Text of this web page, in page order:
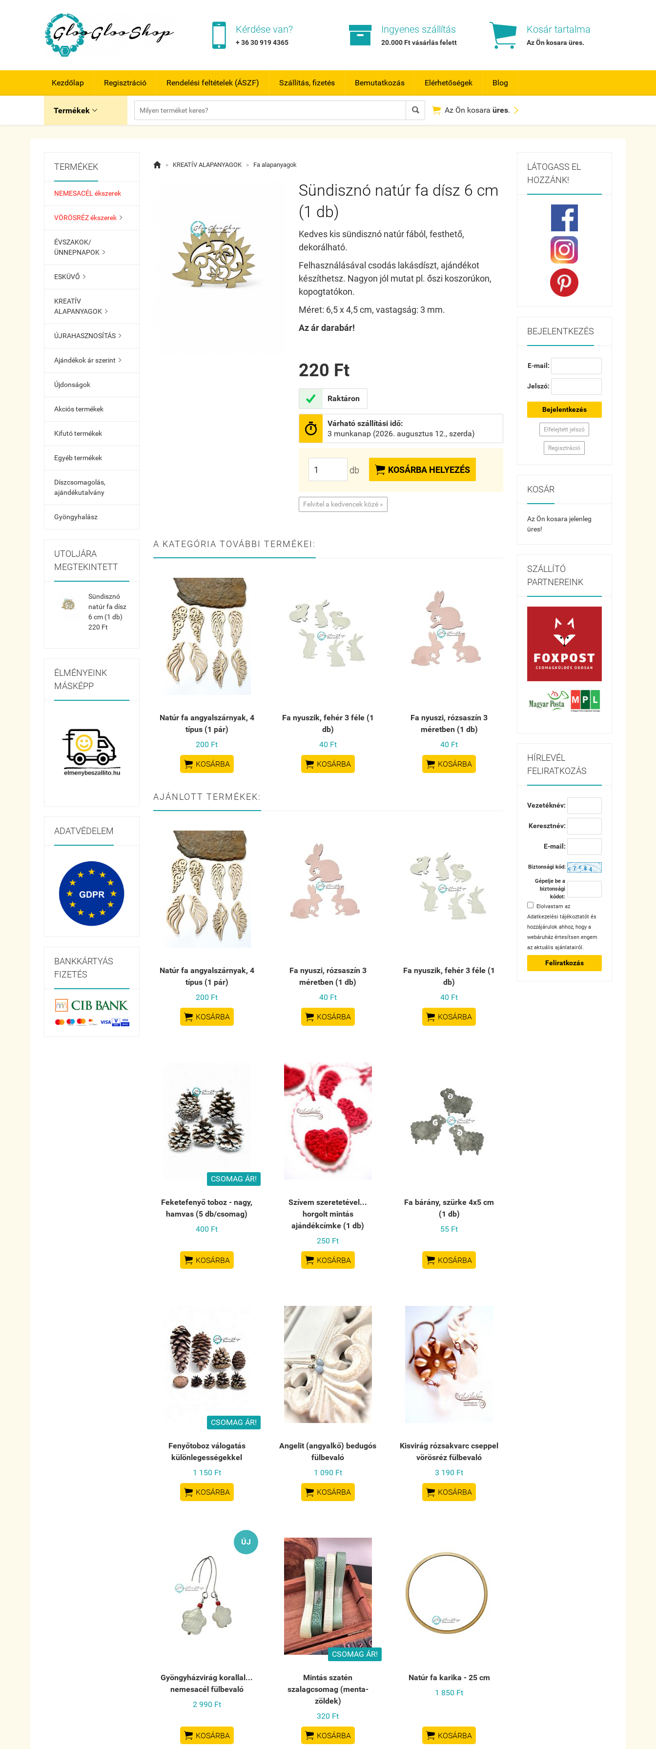
 Kérdése van?
+ 36 30 919 4365  Ingyenes szállítás
20.000 Ft vásárlás felett  Kosár tartalma
Az Ön kosaraüres.
Kezdőlap Regisztráció Rendelési feltételek (ÁSZF) Szállítás, fizetés Bemutatkozás Elérhetőségek Blog
Termékek    Az Ön kosara üres. 
TERMÉKEK
NEMESACÉL ékszerek
VÖRÖSRÉZ ékszerek 
ÉVSZAKOK/
ÜNNEPNAPOK 
ESKÜVŐ 
KREATÍV
ALAPANYAGOK 
ÚJRAHASZNOSÍTÁS 
Ajándékok ár szerint 
Újdonságok
Akciós termékek
Kifutó termékek
Egyéb termékek
Díszcsomagolás,
ajándékutalvány
Gyöngyhalász
UTOLJÁRA
MEGTEKINTETT
Sündisznó
natúr fa dísz
6 cm (1 db)
220 Ft
ÉLMÉNYEINK
MÁSKÉPP
ADATVÉDELEM
BANKKÁRTYÁS
FIZETÉS
 » KREATÍV ALAPANYAGOK » Fa alapanyagok
Sündisznó natúr fa dísz 6 cm
(1 db)
Kedves kis sündisznó natúr fából, festhető,
dekorálható.
Felhasználásával csodás lakásdíszt, ajándékot
készíthetsz. Nagyon jól mutat pl. őszi koszorúkon,
kopogtatókon.
Méret: 6,5 x 4,5 cm, vastagság: 3 mm.
Az ár darabár!
220 Ft
 Raktáron

Várható szállítási idő:
3 munkanap (2026. augusztus 12., szerda)
db  KOSÁRBA HELYEZÉS
Felvitel a kedvencek közé »
A KATEGÓRIA TOVÁBBI TERMÉKEI:
Natúr fa angyalszárnyak, 4
típus (1 pár)
200 Ft
 KOSÁRBA
Fa nyuszik, fehér 3 féle (1
db)
40 Ft
 KOSÁRBA
Fa nyuszi, rózsaszín 3
méretben (1 db)
40 Ft
 KOSÁRBA
AJÁNLOTT TERMÉKEK:
Natúr fa angyalszárnyak, 4
típus (1 pár)
200 Ft
 KOSÁRBA
Fa nyuszi, rózsaszín 3
méretben (1 db)
40 Ft
 KOSÁRBA
Fa nyuszik, fehér 3 féle (1
db)
40 Ft
 KOSÁRBA
CSOMAG ÁR!
Feketefenyő toboz - nagy,
hamvas (5 db/csomag)
400 Ft
 KOSÁRBA
Szívem szeretetével...
horgolt mintás
ajándékcímke (1 db)
250 Ft
 KOSÁRBA
Fa bárány, szürke 4x5 cm
(1 db)
55 Ft
 KOSÁRBA
CSOMAG ÁR!
Fenyőtoboz válogatás
különlegességekkel
1 150 Ft
 KOSÁRBA
Angelit (angyalkő) bedugós
fülbevaló
1 090 Ft
 KOSÁRBA
Kisvirág rózsakvarc cseppel
vörösréz fülbevaló
3 190 Ft
 KOSÁRBA
ÚJ
Gyöngyházvirág korallal...
nemesacél fülbevaló
2 990 Ft
 KOSÁRBA
CSOMAG ÁR!
Mintás szatén
szalagcsomag (menta-
zöldek)
320 Ft
 KOSÁRBA
Natúr fa karika - 25 cm
1 850 Ft
 KOSÁRBA
LÁTOGASS EL
HOZZÁNK!
BEJELENTKEZÉS
E-mail:
Jelszó:
Bejelentkezés
Elfelejtett jelszó
Regisztráció
KOSÁR
Az Ön kosara jelenleg
üres!
SZÁLLÍTÓ
PARTNEREINK
HÍRLEVÉL
FELIRATKOZÁS
Vezetéknév:
Keresztnév:
E-mail:
Biztonsági kód:
Gépelje be a
biztonsági
kódot:
Elolvastam az
Adatkezelési tájékoztatótés
hozzájárulok ahhoz, hogy a
webáruház értesítsen engem
az aktuális ajánlatairól.
Feliratkozás